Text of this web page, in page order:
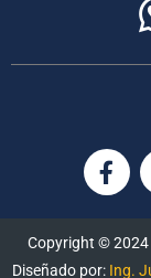
Copyright © 2024
Diseñado por: Ing.